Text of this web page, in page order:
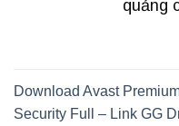
quảng
Download Avast
Security Full – Link GG